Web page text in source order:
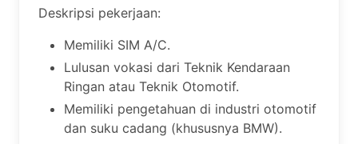
Deskripsi pekerjaan:
Memiliki SIM A/C.
Lulusan vokasi dari Teknik Kendaraan
Ringan atau Teknik Otomotif.
Memiliki pengetahuan di industri otomotif
dan suku cadang (khususnya BMW).